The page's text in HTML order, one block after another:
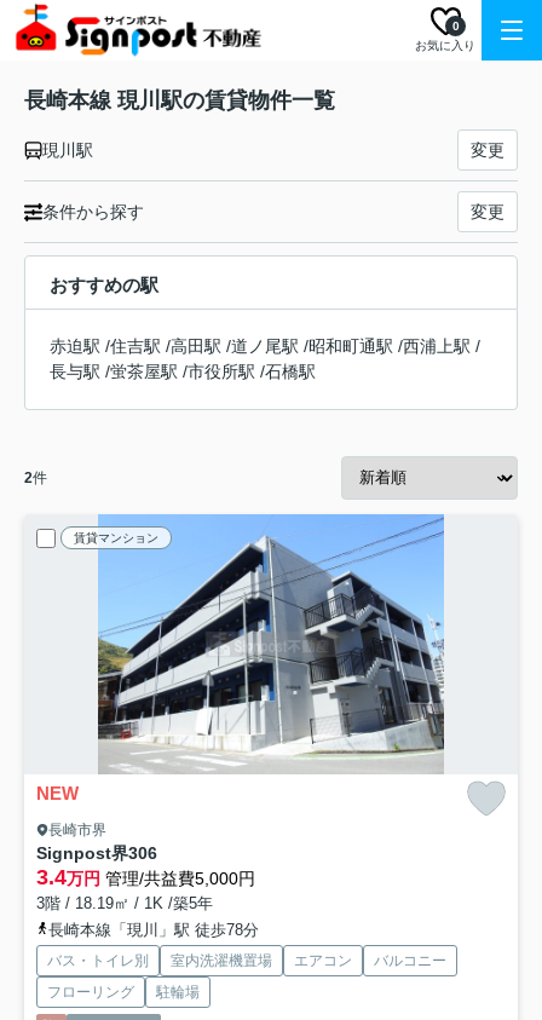
お気に入り
0
長崎本線 現川駅の賃貸物件一覧
現川駅 変更
条件から探す 変更
おすすめの駅
赤迫駅 /住吉駅 /高田駅 /道ノ尾駅 /昭和町通駅 /西浦上駅 /
長与駅 /蛍茶屋駅 /市役所駅 /石橋駅
2件
賃貸マンション
NEW
長崎市界
Signpost界306
3.4万円 管理/共益費5,000円
3階 / 18.19㎡ / 1K /築5年
長崎本線「現川」駅 徒歩78分
バス・トイレ別 室内洗濯機置場 エアコン
バルコニー
フローリング
駐輪場